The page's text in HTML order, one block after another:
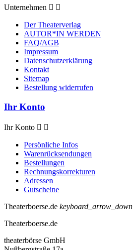
Unternehmen  
Der Theaterverlag
AUTOR*IN WERDEN
FAQ/AGB
Impressum
Datenschutzerklärung
Kontakt
Sitemap
Bestellung widerrufen
Ihr Konto
Ihr Konto  
Persönliche Infos
Warenrücksendungen
Bestellungen
Rechnungskorrekturen
Adressen
Gutscheine
Theaterboerse.de keyboard_arrow_down
Theaterboerse.de
theaterbörse GmbH